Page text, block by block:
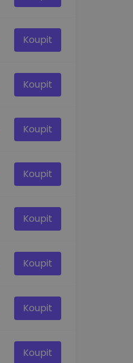
Koupit
Koupit
Koupit
Koupit
Koupit
Koupit
Koupit
Koupit